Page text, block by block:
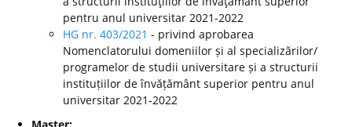
pentru anul universitar 2021-2022
HG nr. 403/2021 - privind aprobarea
Nomenclatorului domeniilor și al specializărilor/
programelor de studii universitare și a structurii
instituțiilor de învățământ superior pentru anul
universitar 2021-2022